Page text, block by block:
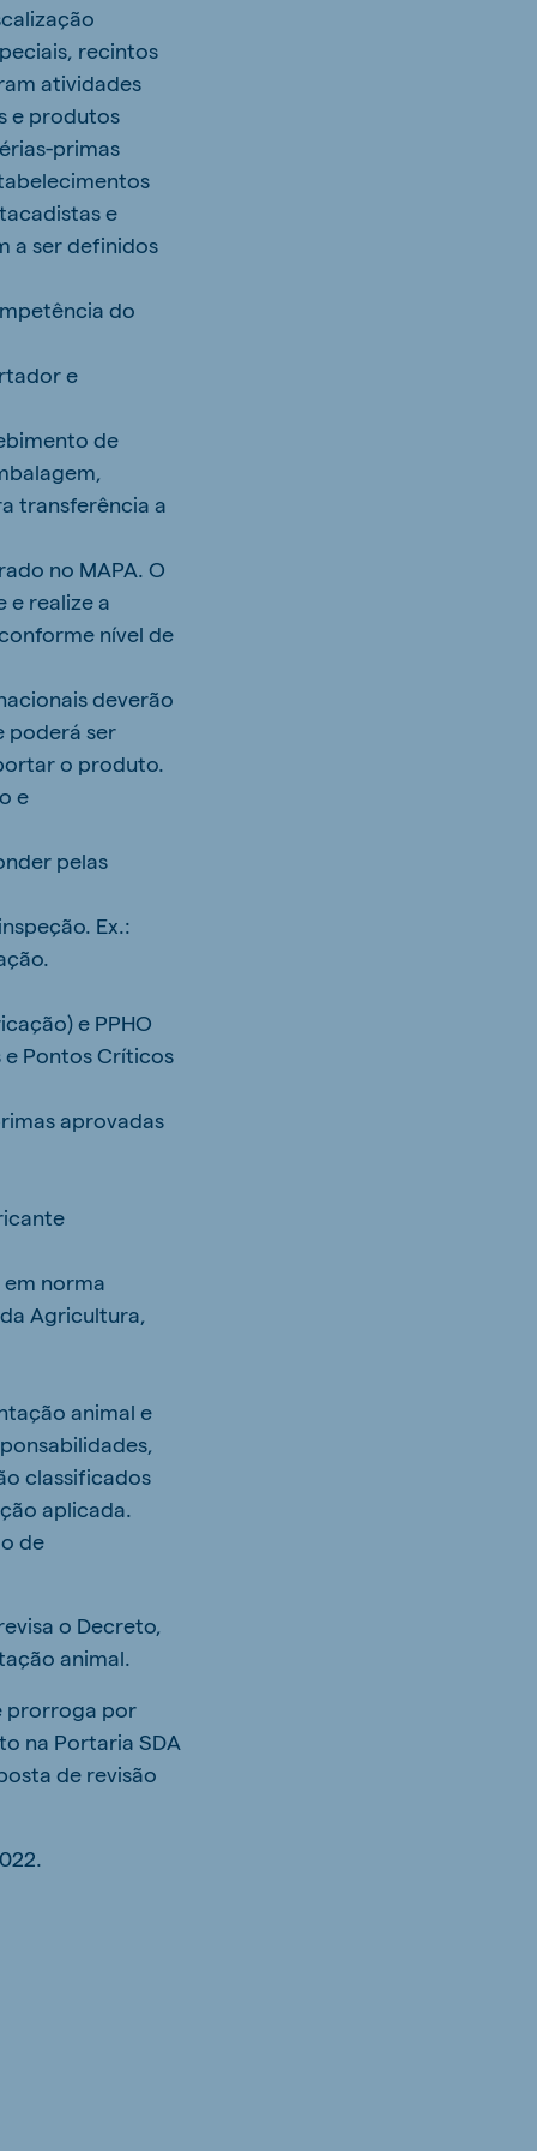
recintos
atividades
e produtos
primas
e
a ser definidos
do
e
de
transferência a
no MAPA. O
e realize a
nível de
deverão
poderá ser
o produto.
e
pelas
Ex.:
e PPHO
e Pontos Críticos
aprovadas
norma
Agricultura,
animal e
classificados
aplicada.
de
o Decreto,
animal.
prorroga por
na Portaria SDA
de revisão